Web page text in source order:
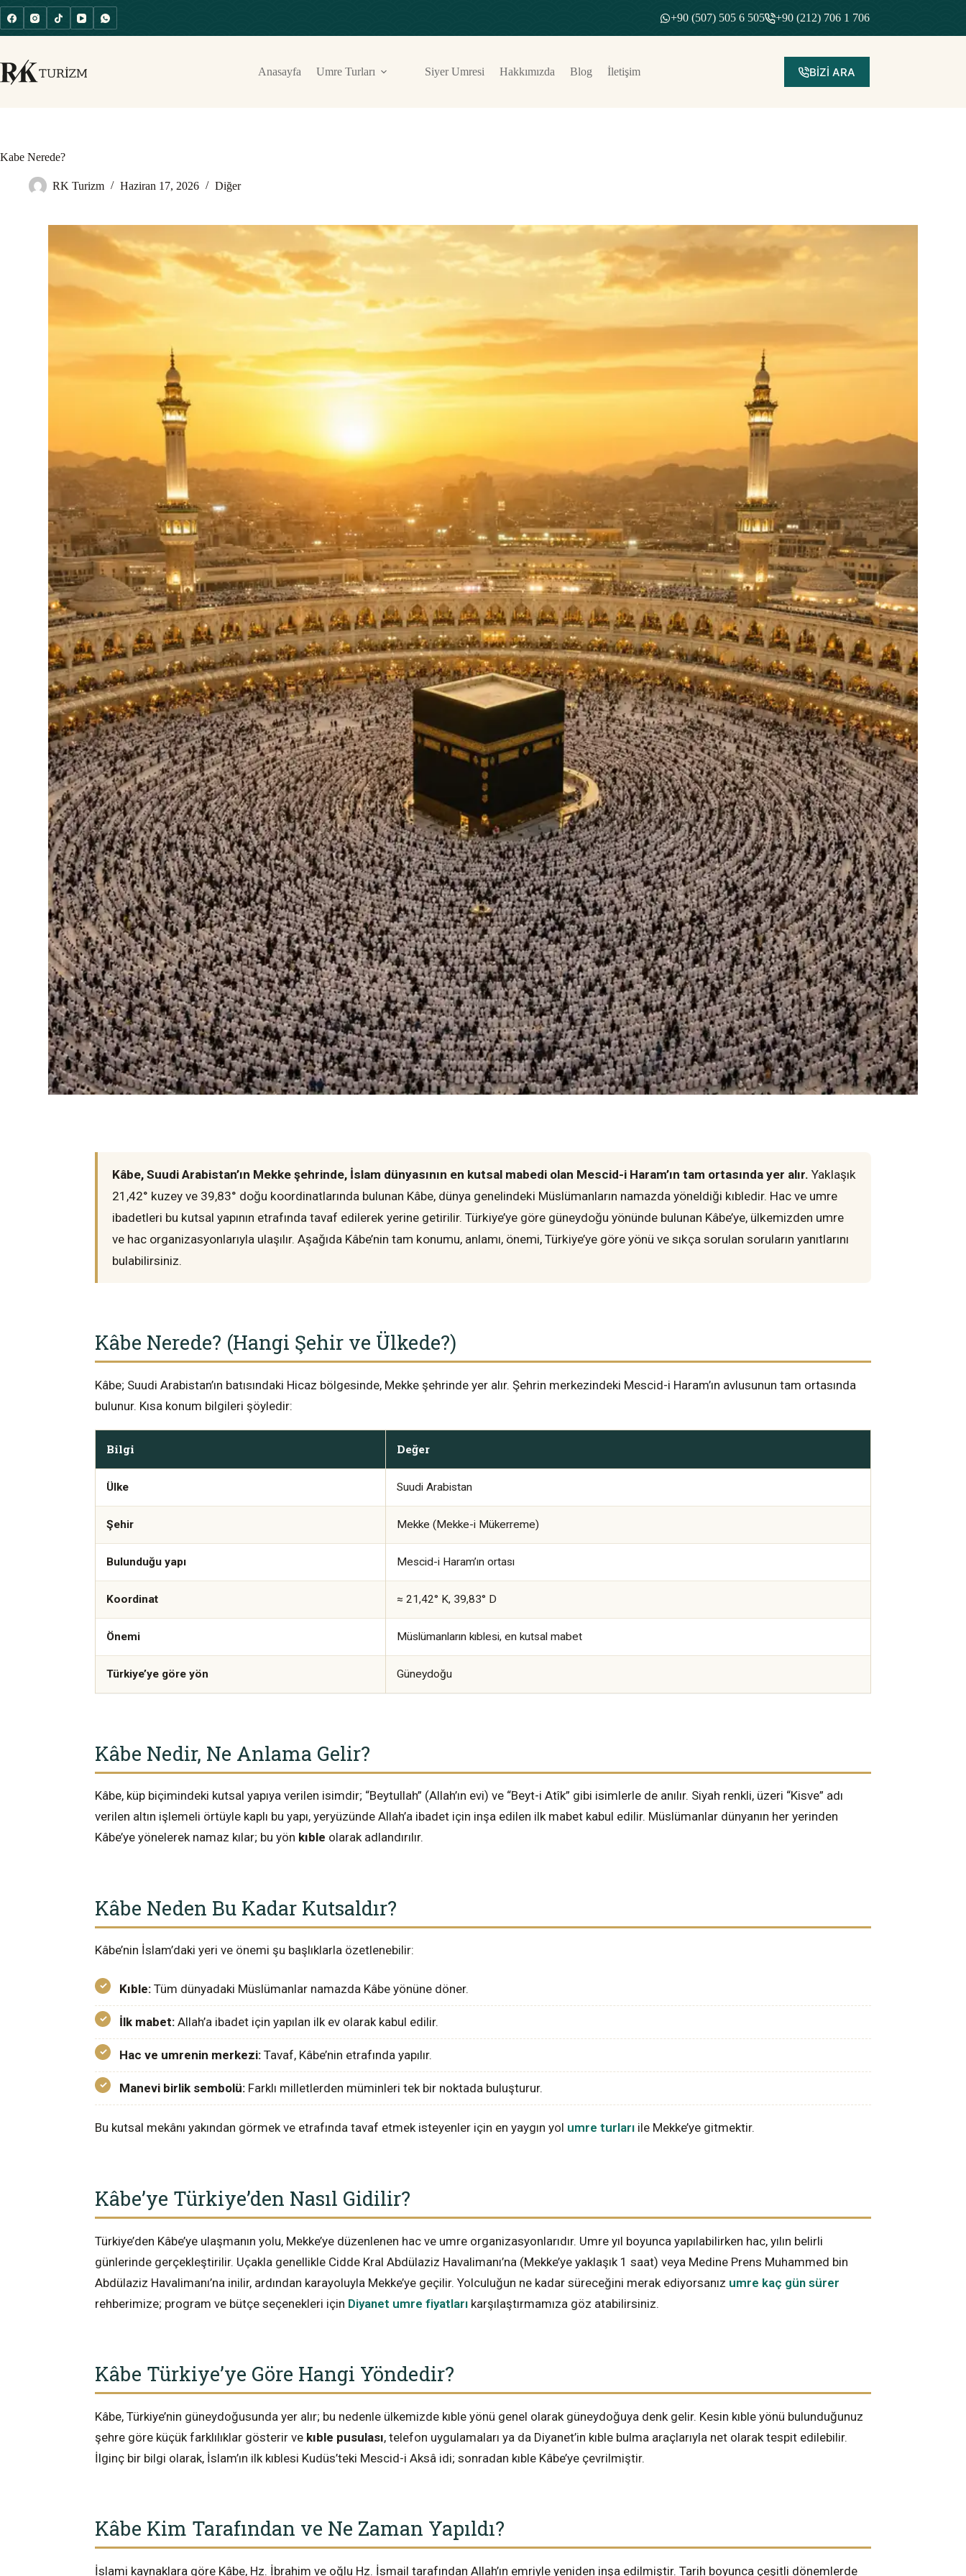
+90 (507) 505 6 505 +90 (212) 706 1 706
Anasayfa Umre Turları Siyer Umresi Hakkımızda Blog İletişim BİZİ ARA
Kabe Nerede?
RK Turizm Haziran 17, 2026 Diğer
Kâbe, Suudi Arabistan’ın Mekke şehrinde, İslam dünyasının en kutsal mabedi olan Mescid-i Haram’ın tam ortasında yer alır. Yaklaşık
21,42° kuzey ve 39,83° doğu koordinatlarında bulunan Kâbe, dünya genelindeki Müslümanların namazda yöneldiği kıbledir. Hac ve umre
ibadetleri bu kutsal yapının etrafında tavaf edilerek yerine getirilir. Türkiye’ye göre güneydoğu yönünde bulunan Kâbe’ye, ülkemizden umre
ve hac organizasyonlarıyla ulaşılır. Aşağıda Kâbe’nin tam konumu, anlamı, önemi, Türkiye’ye göre yönü ve sıkça sorulan soruların yanıtlarını
bulabilirsiniz.
Kâbe Nerede? (Hangi Şehir ve Ülkede?)
Kâbe; Suudi Arabistan’ın batısındaki Hicaz bölgesinde, Mekke şehrinde yer alır. Şehrin merkezindeki Mescid-i Haram’ın avlusunun tam ortasında
bulunur. Kısa konum bilgileri şöyledir:
Bilgi Değer
Ülke Suudi Arabistan
Şehir Mekke (Mekke-i Mükerreme)
Bulunduğu yapı Mescid-i Haram’ın ortası
Koordinat ≈ 21,42° K, 39,83° D
Önemi Müslümanların kıblesi, en kutsal mabet
Türkiye’ye göre yön Güneydoğu
Kâbe Nedir, Ne Anlama Gelir?
Kâbe, küp biçimindeki kutsal yapıya verilen isimdir; “Beytullah” (Allah’ın evi) ve “Beyt-i Atîk” gibi isimlerle de anılır. Siyah renkli, üzeri “Kisve” adı
verilen altın işlemeli örtüyle kaplı bu yapı, yeryüzünde Allah’a ibadet için inşa edilen ilk mabet kabul edilir. Müslümanlar dünyanın her yerinden
Kâbe’ye yönelerek namaz kılar; bu yön kıble olarak adlandırılır.
Kâbe Neden Bu Kadar Kutsaldır?
Kâbe’nin İslam’daki yeri ve önemi şu başlıklarla özetlenebilir:
Kıble: Tüm dünyadaki Müslümanlar namazda Kâbe yönüne döner.
İlk mabet: Allah’a ibadet için yapılan ilk ev olarak kabul edilir.
Hac ve umrenin merkezi: Tavaf, Kâbe’nin etrafında yapılır.
Manevi birlik sembolü: Farklı milletlerden müminleri tek bir noktada buluşturur.
Bu kutsal mekânı yakından görmek ve etrafında tavaf etmek isteyenler için en yaygın yol umre turları ile Mekke’ye gitmektir.
Kâbe’ye Türkiye’den Nasıl Gidilir?
Türkiye’den Kâbe’ye ulaşmanın yolu, Mekke’ye düzenlenen hac ve umre organizasyonlarıdır. Umre yıl boyunca yapılabilirken hac, yılın belirli
günlerinde gerçekleştirilir. Uçakla genellikle Cidde Kral Abdülaziz Havalimanı’na (Mekke’ye yaklaşık 1 saat) veya Medine Prens Muhammed bin
Abdülaziz Havalimanı’na inilir, ardından karayoluyla Mekke’ye geçilir. Yolculuğun ne kadar süreceğini merak ediyorsanız umre kaç gün sürer
rehberimize; program ve bütçe seçenekleri için Diyanet umre fiyatları karşılaştırmamıza göz atabilirsiniz.
Kâbe Türkiye’ye Göre Hangi Yöndedir?
Kâbe, Türkiye’nin güneydoğusunda yer alır; bu nedenle ülkemizde kıble yönü genel olarak güneydoğuya denk gelir. Kesin kıble yönü bulunduğunuz
şehre göre küçük farklılıklar gösterir ve kıble pusulası, telefon uygulamaları ya da Diyanet’in kıble bulma araçlarıyla net olarak tespit edilebilir.
İlginç bir bilgi olarak, İslam’ın ilk kıblesi Kudüs’teki Mescid-i Aksâ idi; sonradan kıble Kâbe’ye çevrilmiştir.
Kâbe Kim Tarafından ve Ne Zaman Yapıldı?
İslami kaynaklara göre Kâbe, Hz. İbrahim ve oğlu Hz. İsmail tarafından Allah’ın emriyle yeniden inşa edilmiştir. Tarih boyunca çeşitli dönemlerde